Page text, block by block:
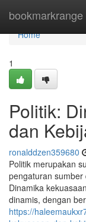
bookmarkrange
Home
Home
1
Politik:
dan
ronalddzen359680
Politik merupakan
pengaturan
Dinamika
dinamis, dengan
https://